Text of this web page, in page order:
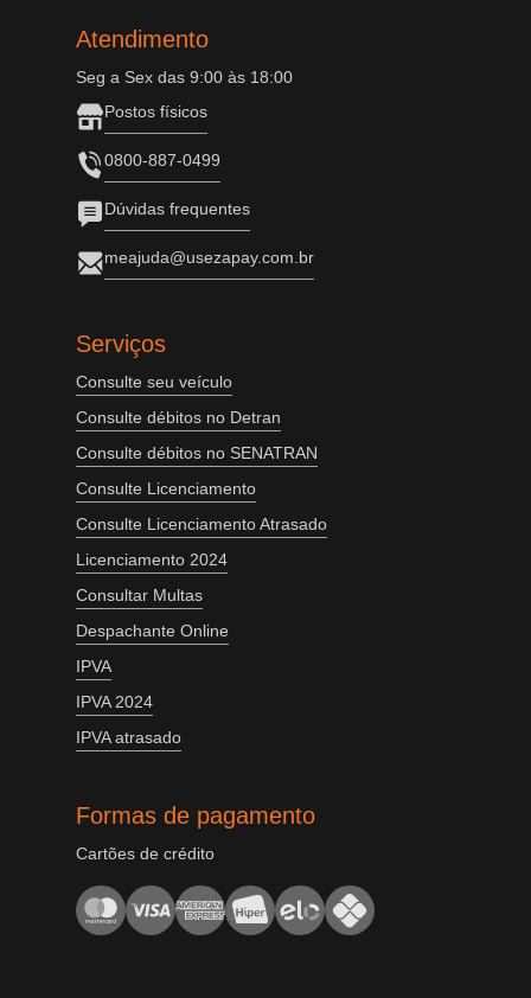
Atendimento
Seg a Sex das 9:00 às 18:00
Postos físicos
0800-887-0499
Dúvidas frequentes
meajuda@usezapay.com.br
Serviços
Consulte seu veículo
Consulte débitos no Detran
Consulte débitos no SENATRAN
Consulte Licenciamento
Consulte Licenciamento Atrasado
Licenciamento 2024
Consultar Multas
Despachante Online
IPVA
IPVA 2024
IPVA atrasado
Formas de pagamento
Cartões de crédito